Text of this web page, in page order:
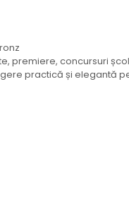
premiere, concursuri
practică și elegantă